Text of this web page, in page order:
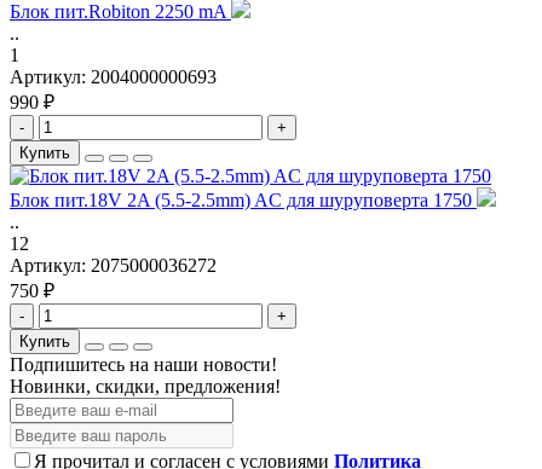
Блок пит.Robiton 2250 mA
..
1
Артикул: 2004000000693
990 ₽
-
+
Купить
Блок пит.18V 2A (5.5-2.5mm) AC для шуруповерта 1750
..
12
Артикул: 2075000036272
750 ₽
-
+
Купить
Подпишитесь на наши новости!
Новинки, скидки, предложения!
Я прочитал и согласен с условиями Политика